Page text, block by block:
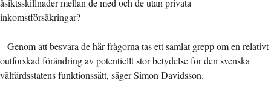
åsiktsskillnader mellan de med och de utan privata
inkomstförsäkringar?
– Genom att besvara de här frågorna tas ett samlat grepp om en relativt
outforskad förändring av potentiellt stor betydelse för den svenska
välfärdsstatens funktionssätt, säger Simon Davidsson.